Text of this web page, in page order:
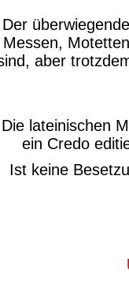
Der
Messen,
aber
Die lateinischen
ein Credo
Ist keine